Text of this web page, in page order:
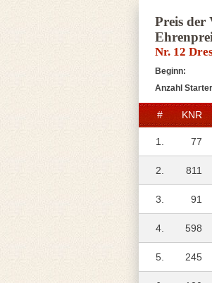
Preis der
Nr. 12
Beginn:
Anzahl
# KNR
1. 77
2. 811
3. 91
4. 598
5. 245